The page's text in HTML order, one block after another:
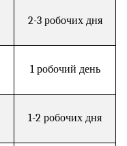
2-3 робочих дня
1 робочий день
1-2 робочих дня